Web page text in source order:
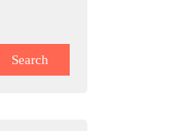
Search